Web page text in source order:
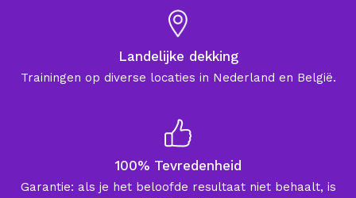
Landelijke dekking
Trainingen op diverse locaties in Nederland en België.
100% Tevredenheid
Garantie: als je het beloofde resultaat niet behaalt, is